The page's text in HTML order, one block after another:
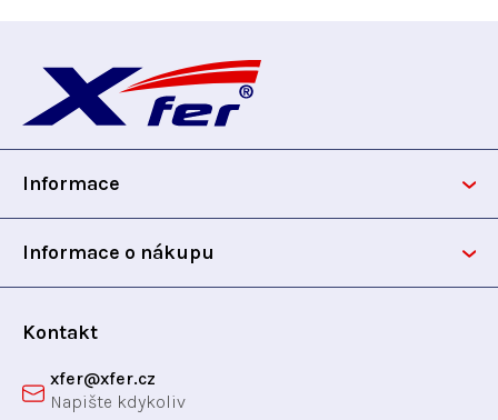
p
Informace
Informace o nákupu
Kontakt
xfer@xfer.cz